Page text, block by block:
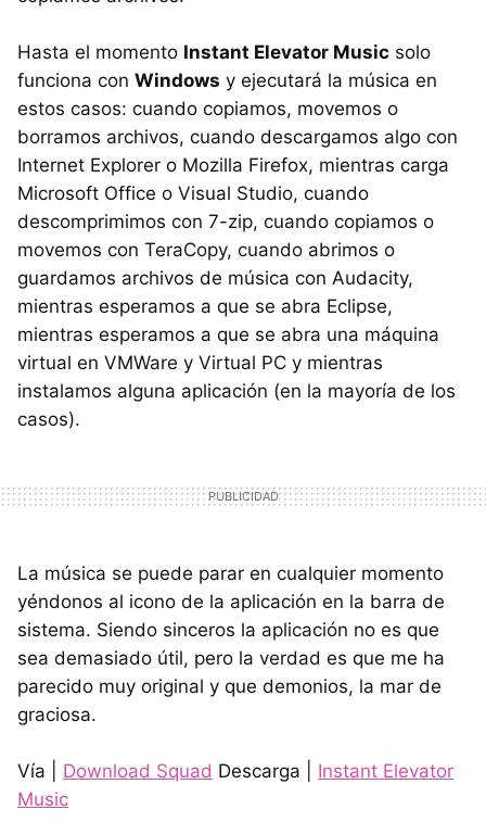
Hasta el momento Instant Elevator Music solo
funciona con Windows y ejecutará la música en
estos casos: cuando copiamos, movemos o
borramos archivos, cuando descargamos algo con
Internet Explorer o Mozilla Firefox, mientras carga
Microsoft Office o Visual Studio, cuando
descomprimimos con 7-zip, cuando copiamos o
movemos con TeraCopy, cuando abrimos o
guardamos archivos de música con Audacity,
mientras esperamos a que se abra Eclipse,
mientras esperamos a que se abra una máquina
virtual en VMWare y Virtual PC y mientras
instalamos alguna aplicación (en la mayoría de los
casos).
La música se puede parar en cualquier momento
yéndonos al icono de la aplicación en la barra de
sistema. Siendo sinceros la aplicación no es que
sea demasiado útil, pero la verdad es que me ha
parecido muy original y que demonios, la mar de
graciosa.
Vía | Download Squad Descarga | Instant Elevator
Music